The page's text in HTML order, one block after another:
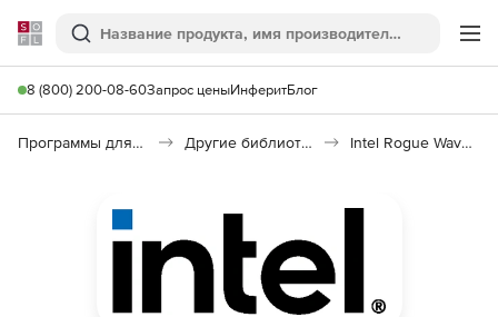
Softline
Поиск
8 (800) 200-08-60Запрос ценыИнферитБлог
Программы для программирования Другие библиотеки Intel Rogue Wave IMSL Fortran Numerical Library